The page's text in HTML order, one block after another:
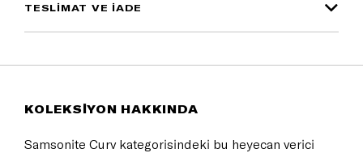
TESLİMAT VE İADE
KOLEKSİYON HAKKINDA
Samsonite Curv kategorisindeki bu heyecan verici